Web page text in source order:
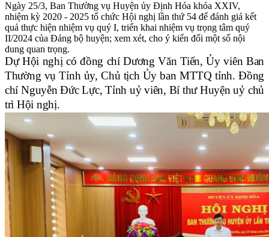
Ngày 25/3, Ban Thường vụ Huyện ủy Định Hóa khóa XXIV,
nhiệm kỳ 2020 - 2025 tổ chức Hội nghị lần thứ 54 để đánh giá kết
quả thực hiện nhiệm vụ quý I, triển khai nhiệm vụ trọng tâm quý
II/2024 của Đảng bộ huyện; xem xét, cho ý kiến đối một số nội
dung quan trọng.
Dự Hội nghị có đồng chíDương Văn Tiến, Ủy viên Ban
Thường vụ Tỉnh ủy, Chủ tịch Ủy ban MTTQ tỉnh. Đồng
chí Nguyễn Đức Lực, Tỉnh uỷ viên, Bí thư Huyện uỷ chủ
trì Hội nghị.